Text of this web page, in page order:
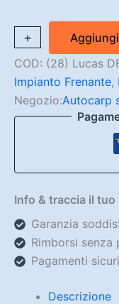
-
Coppia
Dischi
Freno
Fiat,Lancia
(Nuovi)
quantità
+
COD: (28) Lucas
Impianto Frenante,
Negozio:Autocarp
Info & traccia il
Garanzia
Rimborsi senza
Pagamenti sicuri
Descrizione